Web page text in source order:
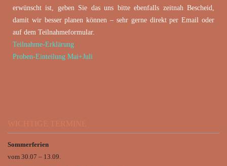
erwünscht ist, geben Sie das uns bitte ebenfalls zeitnah Bescheid,
damit wir besser planen können – sehr gerne direkt per Email oder
auf dem Teilnahmeformular.
Teilnahme-Erklärung
Proben-Einteilung Mai+Juli
WICHTIGE TERMINE
Sommerferien
vom 30.07 – 13.09.